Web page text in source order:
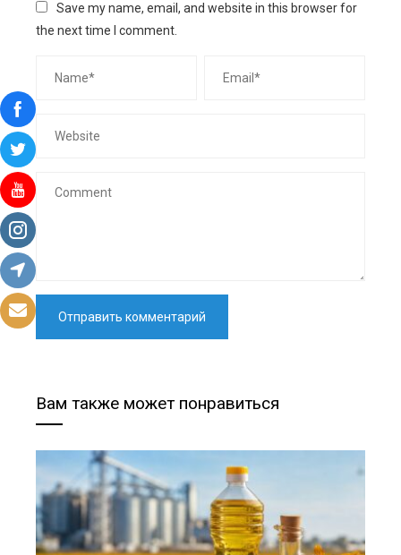
Save my name, email, and website in this browser for
the next time I comment.
Вам также может понравиться